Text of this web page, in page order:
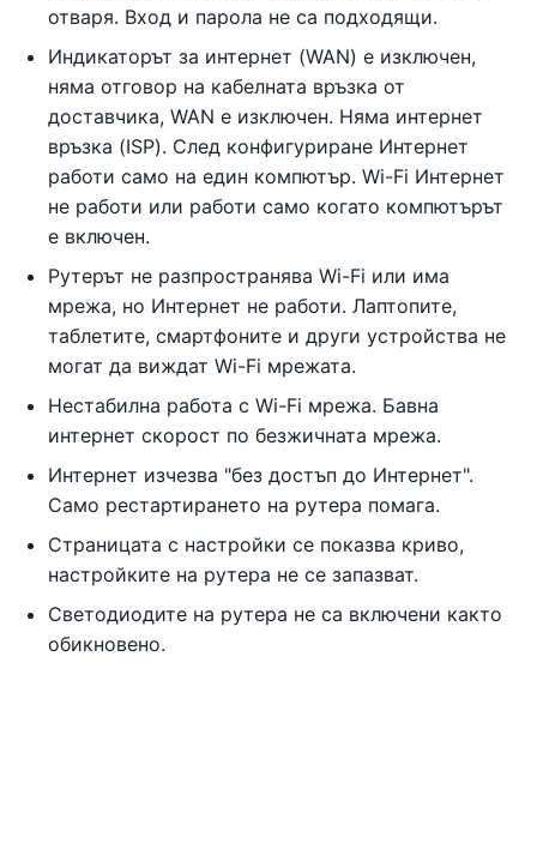
отваря. Вход и парола не са подходящи.
Индикаторът за интернет (WAN) е изключен,
няма отговор на кабелната връзка от
доставчика, WAN е изключен. Няма интернет
връзка (ISP). След конфигуриране Интернет
работи само на един компютър. Wi-Fi Интернет
не работи или работи само когато компютърът
е включен.
Рутерът не разпространява Wi-Fi или има
мрежа, но Интернет не работи. Лаптопите,
таблетите, смартфоните и други устройства не
могат да виждат Wi-Fi мрежата.
Нестабилна работа с Wi-Fi мрежа. Бавна
интернет скорост по безжичната мрежа.
Интернет изчезва "без достъп до Интернет".
Само рестартирането на рутера помага.
Страницата с настройки се показва криво,
настройките на рутера не се запазват.
Светодиодите на рутера не са включени както
обикновено.